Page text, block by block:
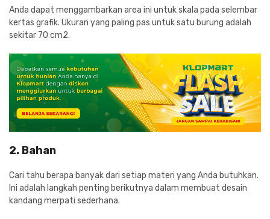
Anda dapat menggambarkan area ini untuk skala pada selembar
kertas grafik. Ukuran yang paling pas untuk satu burung adalah
sekitar 70 cm2.
2. Bahan
Cari tahu berapa banyak dari setiap materi yang Anda butuhkan.
Ini adalah langkah penting berikutnya dalam membuat desain
kandang merpati sederhana.